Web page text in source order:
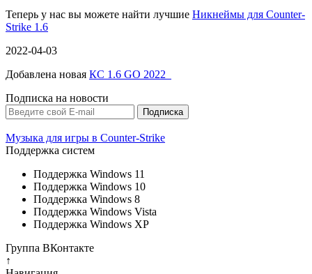
Теперь у нас вы можете найти лучшие Никнеймы для Counter-
Strike 1.6
2022-04-03
Добавлена новая КС 1.6 GO 2022
Подписка на новости
Музыка для игры в Counter-Strike
Поддержка систем
Поддержка Windows 11
Поддержка Windows 10
Поддержка Windows 8
Поддержка Windows Vista
Поддержка Windows XP
Группа ВКонтакте
↑